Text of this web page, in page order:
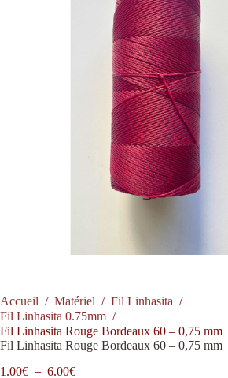
Accueil / Matériel / Fil Linhasita /
Fil Linhasita 0.75mm /
Fil Linhasita Rouge Bordeaux 60 – 0,75 mm
Fil Linhasita Rouge Bordeaux 60 – 0,75 mm
1.00€ – 6.00€Plage